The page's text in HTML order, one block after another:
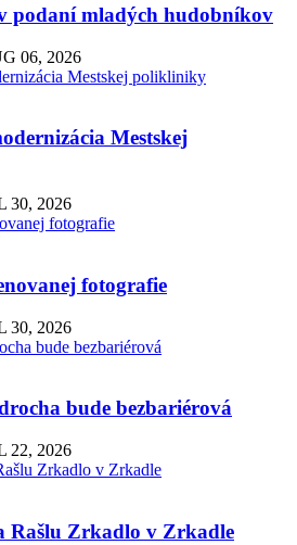
podaní mladých hudobníkov
06, 2026
Mestskej
30, 2026
fotografie
30, 2026
bude bezbariérová
22, 2026
Rašlu Zrkadlo v Zrkadle